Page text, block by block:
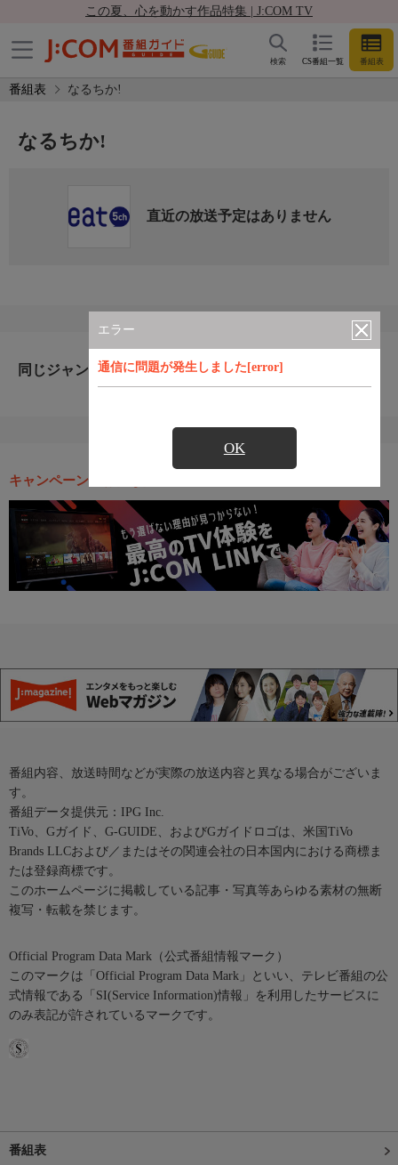
この夏、心を動かす作品特集 | J:COM TV
CS番組一覧 番組表
検索
番組表 なるちか!
エラー
通信に問題が発生しました[error]
OK
なるちか!
直近の放送予定はありません
同じジャンルのおすすめ番組
キャンペーン・お得な情報
番組内容、放送時間などが実際の放送内容と異なる場合がございま
す。
番組データ提供元：IPG Inc.
TiVo、Gガイド、G-GUIDE、およびGガイドロゴは、米国TiVo
Brands LLCおよび／またはその関連会社の日本国内における商標ま
たは登録商標です。
このホームページに掲載している記事・写真等あらゆる素材の無断
複写・転載を禁じます。
Official Program Data Mark（公式番組情報マーク）
このマークは「Official Program Data Mark」といい、テレビ番組の公
式情報である「SI(Service Information)情報」を利用したサービスに
のみ表記が許されているマークです。
番組表